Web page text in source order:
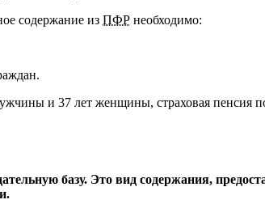
содержание из ПФР необходимо:
и 37 лет женщины, страховая пенсия
базу. Это вид содержания,